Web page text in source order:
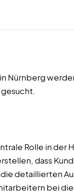
Nürnberg
Rolle in der
dass
detaillierten
bei